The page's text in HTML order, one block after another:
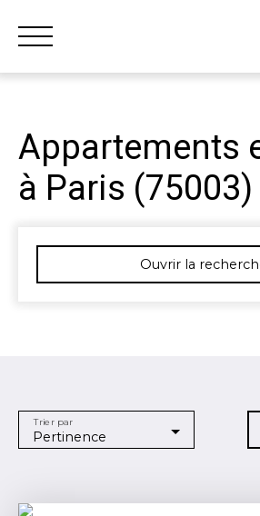
Accueil Acheter Louer Vendre
Nous rejoindre
Appartements
à Paris (75003)
Ouvrir la
Paris (75003)
Localisation
Pertinence
Trier par